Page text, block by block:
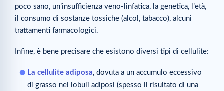
poco sano, un’insufficienza veno-linfatica, la genetica, l’età,
il consumo di sostanze tossiche (alcol, tabacco), alcuni
trattamenti farmacologici.
Infine, è bene precisare che esistono diversi tipi di cellulite:
La cellulite adiposa, dovuta a un accumulo eccessivo
di grasso nei lobuli adiposi (spesso il risultato di una